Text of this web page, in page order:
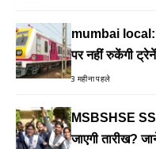
mumbai local:
पर नहीं रुकेंगी ट्रेनें
3 महीना पहले
MSBSHSE
जाएगी तारीख?